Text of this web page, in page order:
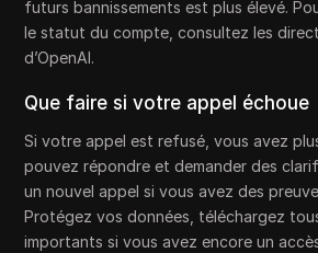
futurs bannissements est plus élevé.
le statut du compte, consultez les
d’OpenAI.
Que faire si votre appel échoue
Si votre appel est refusé, vous avez
pouvez répondre et demander des
un nouvel appel si vous avez des
Protégez vos données, téléchargez
importants si vous avez encore un